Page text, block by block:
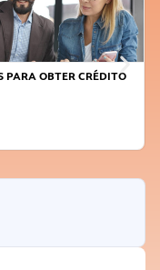
DIFERENÇA: SEJA